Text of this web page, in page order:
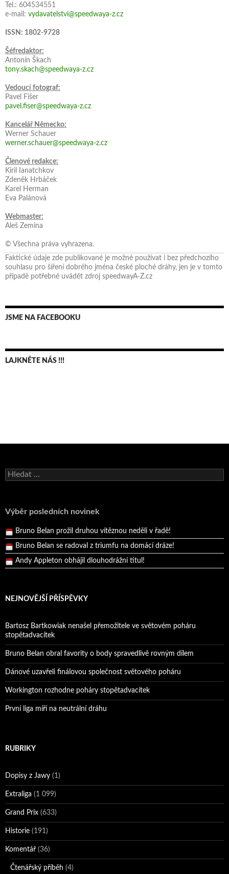
Tel.: 604534551
e-mail: vydavatelstvi@speedwaya-z.cz
ISSN: 1802-9728
Šéfredaktor:
Antonín Škach
tony.skach@speedwaya-z.cz
Vedoucí fotograf:
Pavel Fišer
pavel.fiser@speedwaya-z.cz
Kancelář Německo:
Werner Schauer
werner.schauer@speedwaya-z.cz
Členové redakce:
Kiril Ianatchkov
Zdeněk Hrbáček
Karel Herman
Eva Palánová
Webmaster:
Aleš Zemina
© Všechna práva vyhrazena.
Faktické údaje zde publikované je možné používat i bez předchozího
souhlasu pro šíření dobrého jména české ploché dráhy, jen je v tomto
případě potřebné uvádět zdroj speedwayA-Z.cz
JSME NA FACEBOOKU
LAJKNĚTE NÁS !!!
Vyhledávání
Výběr posledních novinek
Andy Appleton obhájil dlouhodrážní titul!
Pražský přebor neskrblil překvapeními!
Bruno Belan se radoval z triumfu na domácí dráze!
Andy Appleton obhájil dlouhodrážní titul!
Reprezentační dvojice brala český titul!
NEJNOVĚJŠÍ PŘÍSPĚVKY
Bartosz Bartkowiak nenašel přemožitele ve světovém poháru
stopětadvacítek
Bruno Belan obral favority o body spravedlivě rovným dílem
Dánové uzavřeli finálovou společnost světového poháru
Workington rozhodne poháry stopětadvacítek
První liga míří na neutrální dráhu
RUBRIKY
Dopisy z Jawy (1)
Extraliga (1 099)
Grand Prix (633)
Historie (191)
Komentář (36)
Čtenářský příběh (4)